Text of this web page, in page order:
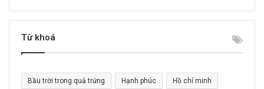
m
k
c
h
Từ khoá
Bầu trời trong quả trứng Hạnh phúc Hồ chí minh